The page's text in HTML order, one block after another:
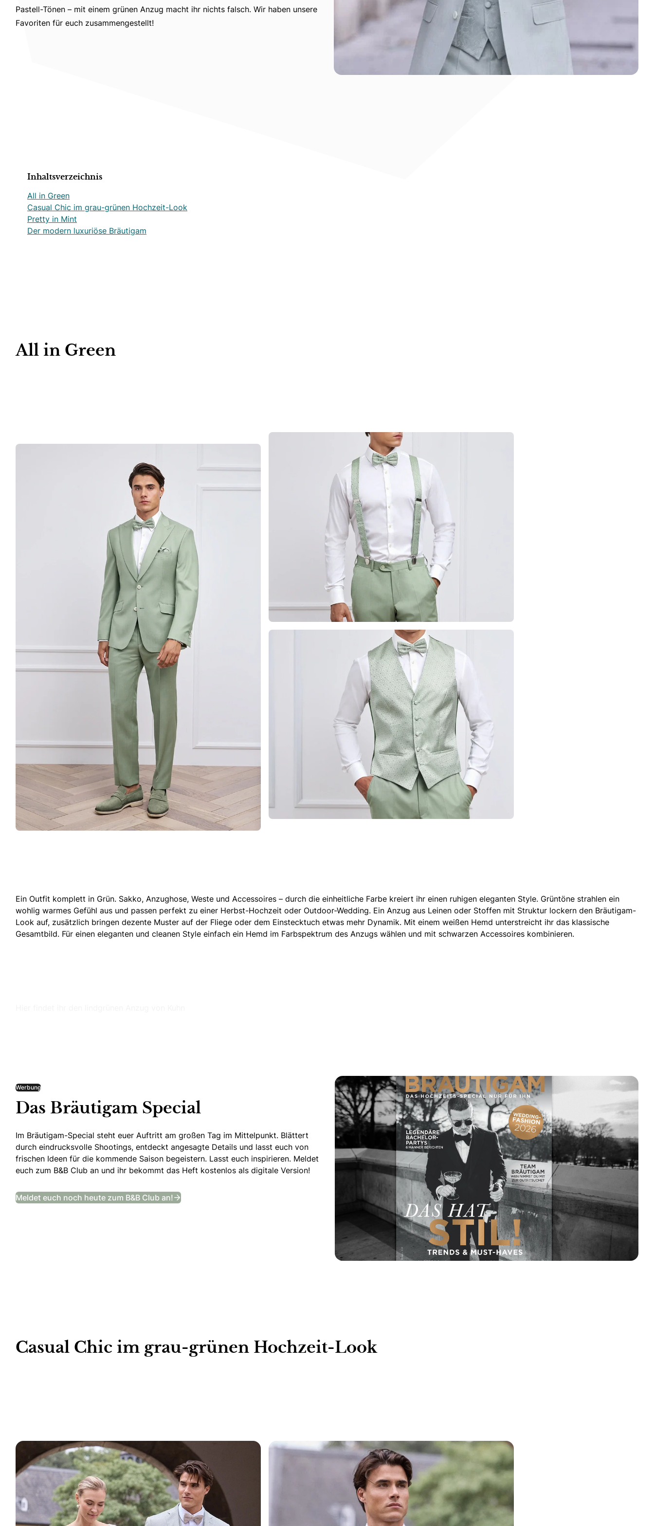
Pastell-Tönen – mit einem grünen Anzug macht ihr nichts falsch. Wir haben unsere
Favoriten für euch zusammengestellt!
Inhaltsverzeichnis
All in Green
Casual Chic im grau-grünen Hochzeit-Look
Pretty in Mint
Der modern luxuriöse Bräutigam
All in Green
Ein Outfit komplett in Grün. Sakko, Anzughose, Weste und Accessoires – durch die einheitliche Farbe kreiert ihr einen ruhigen eleganten Style. Grüntöne strahlen ein
wohlig warmes Gefühl aus und passen perfekt zu einer Herbst-Hochzeit oder Outdoor-Wedding. Ein Anzug aus Leinen oder Stoffen mit Struktur lockern den Bräutigam-
Look auf, zusätzlich bringen dezente Muster auf der Fliege oder dem Einstecktuch etwas mehr Dynamik. Mit einem weißen Hemd unterstreicht ihr das klassische
Gesamtbild. Für einen eleganten und cleanen Style einfach ein Hemd im Farbspektrum des Anzugs wählen und mit schwarzen Accessoires kombinieren.
Werbung
Das Bräutigam Special
Im Bräutigam-Special steht euer Auftritt am großen Tag im Mittelpunkt. Blättert
durch eindrucksvolle Shootings, entdeckt angesagte Details und lasst euch von
frischen Ideen für die kommende Saison begeistern. Lasst euch inspirieren. Meldet
euch zum B&B Club an und ihr bekommt das Heft kostenlos als digitale Version!
Meldet euch noch heute zum B&B Club an!
Casual Chic im grau-grünen Hochzeit-Look